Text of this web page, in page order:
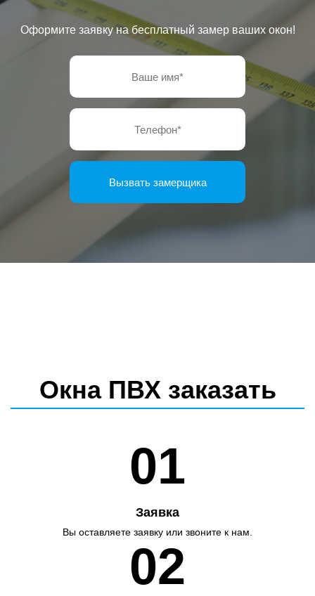
Оформите заявку на бесплатный замер ваших окон!
Окна ПВХ заказать
01
Заявка
Вы оставляете заявку или звоните к нам.
02